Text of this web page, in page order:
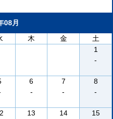
08月
木 金
土
1
-
6
-
7
-
8
-
13
14
15